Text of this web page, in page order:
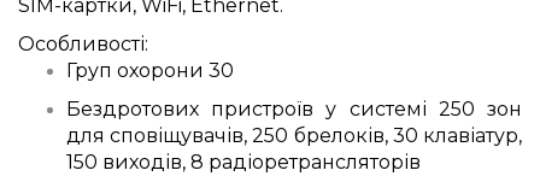
SIM-картки, WiFi, Ethernet.
Особливості:
Груп охорони 30
Бездротових пристроїв у системі 250 зон
для сповіщувачів, 250 брелоків, 30 клавіатур,
150 виходів, 8 радіоретрансляторів